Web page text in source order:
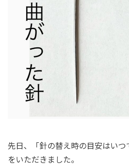
先日、「針の替え時の目安はい
をいただきました。